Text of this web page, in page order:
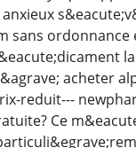
sans ordonnance
acheter
reduit---
Ce